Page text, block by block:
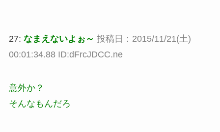
27: なまえないよぉ～ 投稿日：2015/11/21(土)
00:01:34.88 ID:dFrcJDCC.ne
意外か？
そんなもんだろ